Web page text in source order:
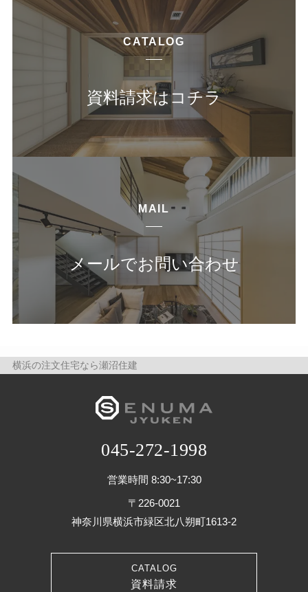
CATALOG
資料請求はコチラ
MAIL
メールでお問い合わせ
横浜の注文住宅なら瀬沼住建
045-272-1998
営業時間 8:30~17:30
〒226-0021
神奈川県横浜市緑区北八朔町1613-2
CATALOG
資料請求